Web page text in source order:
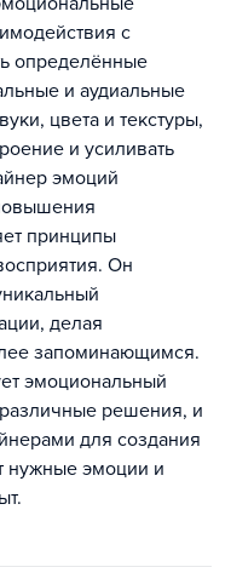
с
определённые
и аудиальные
цвета и текстуры,
и усиливать
эмоций
принципы
Он
делая
запоминающимся.
эмоциональный
различные решения, и
для создания
нужные эмоции и